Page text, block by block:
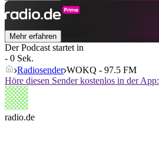
Mehr erfahren
Der Podcast startet in
- 0 Sek.
Radiosender WOKQ - 97.5 FM
Höre diesen Sender kostenlos in der App:
radio.de